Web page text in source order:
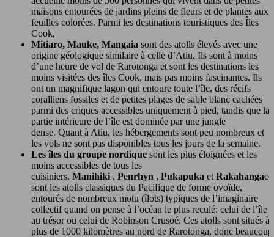
maisons entourées de jardins pleins de fleurs et de plantes aux
feuilles colorées. Parmi les destinations touristiques des Îles
Cook,
Mitiaro, Mauke, Mangaia sont des atolls élevés avec une
origine géologique similaire à celle d’Atiu. Ils sont à moins
d’une heure de vol de Rarotonga et sont les destinations les
moins visitées des îles Cook, mais pas moins fascinantes. Ils
ont un magnifique lagon qui entoure toute l’île, des récifs
coralliens fossiles et de petites plages de sable blanc cachées
parmi des criques accessibles uniquement à pied, tandis que la
partie intérieure de l’île est dominée par une jungle
dense. Quant à Atiu, les hébergements sont peu nombreux et
les vols ne sont pas disponibles tous les jours de la semaine.
Les îles du groupe nordique sont les plus éloignées et les
moins accessibles de tous les
cuisiniers. Manihiki , Penrhyn , Pukapuka et Rakahangace
sont les atolls classiques du Pacifique de forme ovoïde,
entourés de nombreux motu (îlots) typiques de l’imaginaire
collectif quand on pense à l’océan le plus reculé: celui de l’île
au trésor ou celui de Robinson Crusoé. Ces atolls sont situés à
plus de 1000 kilomètres au nord de Rarotonga, donc beaucoup